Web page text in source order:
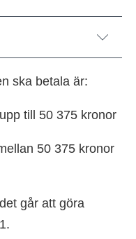
ska betala är:
till 50 375 kronor
50 375 kronor
går att göra